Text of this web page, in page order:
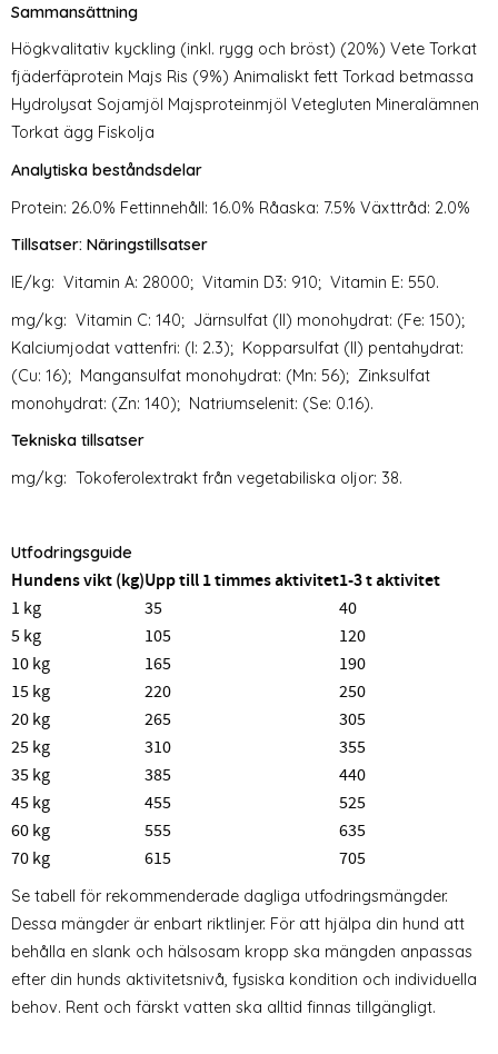
Sammansättning
Högkvalitativ kyckling (inkl. rygg och bröst) (20%) Vete Torkat
fjäderfäprotein Majs Ris (9%) Animaliskt fett Torkad betmassa
Hydrolysat Sojamjöl Majsproteinmjöl Vetegluten Mineralämnen
Torkat ägg Fiskolja
Analytiska beståndsdelar
Protein: 26.0% Fettinnehåll: 16.0% Råaska: 7.5% Växttråd: 2.0%
Tillsatser: Näringstillsatser
IE/kg: Vitamin A: 28000; Vitamin D3: 910; Vitamin E: 550.
mg/kg: Vitamin C: 140; Järnsulfat (II) monohydrat: (Fe: 150);
Kalciumjodat vattenfri: (I: 2.3); Kopparsulfat (II) pentahydrat:
(Cu: 16); Mangansulfat monohydrat: (Mn: 56); Zinksulfat
monohydrat: (Zn: 140); Natriumselenit: (Se: 0.16).
Tekniska tillsatser
mg/kg: Tokoferolextrakt från vegetabiliska oljor: 38.
Utfodringsguide
Hundens vikt (kg)Upp till 1 timmes aktivitet1-3 t aktivitet
1 kg 35
40
5 kg
105
120
10 kg
165
190
15 kg
220
250
20 kg
265
305
25 kg
310
355
35 kg
385
440
45 kg
455
525
60 kg
555
635
70 kg
615 705
Se tabell för rekommenderade dagliga utfodringsmängder.
Dessa mängder är enbart riktlinjer. För att hjälpa din hund att
behålla en slank och hälsosam kropp ska mängden anpassas
efter din hunds aktivitetsnivå, fysiska kondition och individuella
behov. Rent och färskt vatten ska alltid finnas tillgängligt.